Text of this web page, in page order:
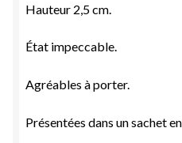
Hauteur 2,5 cm.
État impeccable.
Agréables à porter.
Présentées dans un sachet